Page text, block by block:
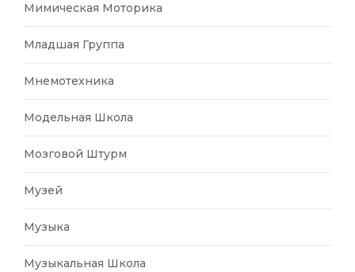
Мимическая Моторика
Младшая Группа
Мнемотехника
Модельная Школа
Мозговой Штурм
Музей
Музыка
Музыкальная Школа